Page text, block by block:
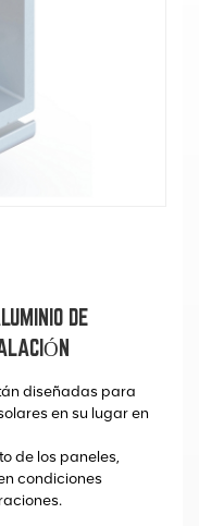
DE
diseñadas para
en su lugar en
de los paneles,
condiciones